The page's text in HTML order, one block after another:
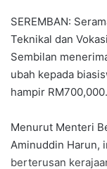
SEREMBAN:
Teknikal dan
Sembilan
ubah kepada
hampir RM700,000.
Menurut Menteri
Aminuddin Harun,
berterusan